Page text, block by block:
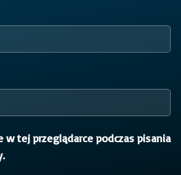
w tej przeglądarce podczas pisania